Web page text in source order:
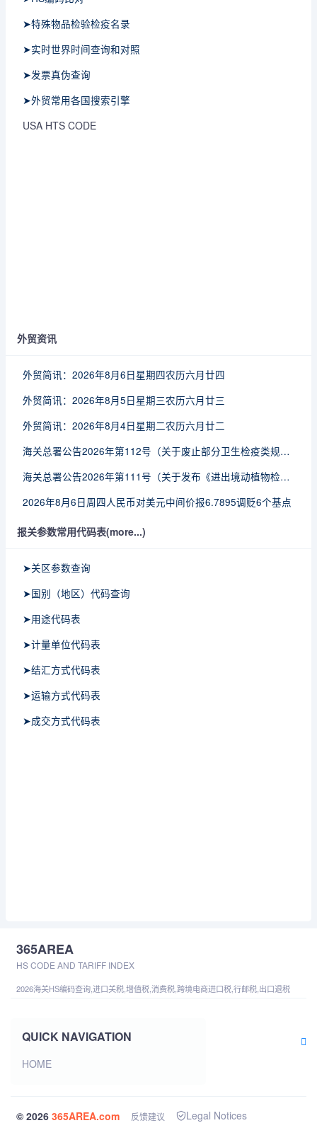
➤特殊物品检验检疫名录
➤实时世界时间查询和对照
➤发票真伪查询
➤外贸常用各国搜索引擎
USA HTS CODE
外贸资讯
外贸简讯：2026年8月6日星期四农历六月廿四
外贸简讯：2026年8月5日星期三农历六月廿三
外贸简讯：2026年8月4日星期二农历六月廿二
海关总署公告2026年第112号（关于废止部分卫生检疫类规范性文件的公告）
海关总署公告2026年第111号（关于发布《进出境动植物检疫处理监督管理工作规定》《进出境卫生处理监督管理工作规定》的公告）
2026年8月6日周四人民币对美元中间价报6.7895调贬6个基点
报关参数常用代码表(more...)
➤关区参数查询
➤国别（地区）代码查询
➤用途代码表
➤计量单位代码表
➤结汇方式代码表
➤运输方式代码表
➤成交方式代码表
365AREA
HS CODE AND TARIFF INDEX
2026海关HS编码查询,进口关税,增值税,消费税,跨境电商进口税,行邮税,出口退税
QUICK NAVIGATION
HOME
© 2026 365AREA.com 反馈建议 Legal Notices